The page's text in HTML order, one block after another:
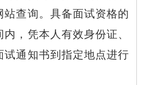
站查询。具备面试资格的
，凭本人有效身份证、
试通知书到指定地点进行